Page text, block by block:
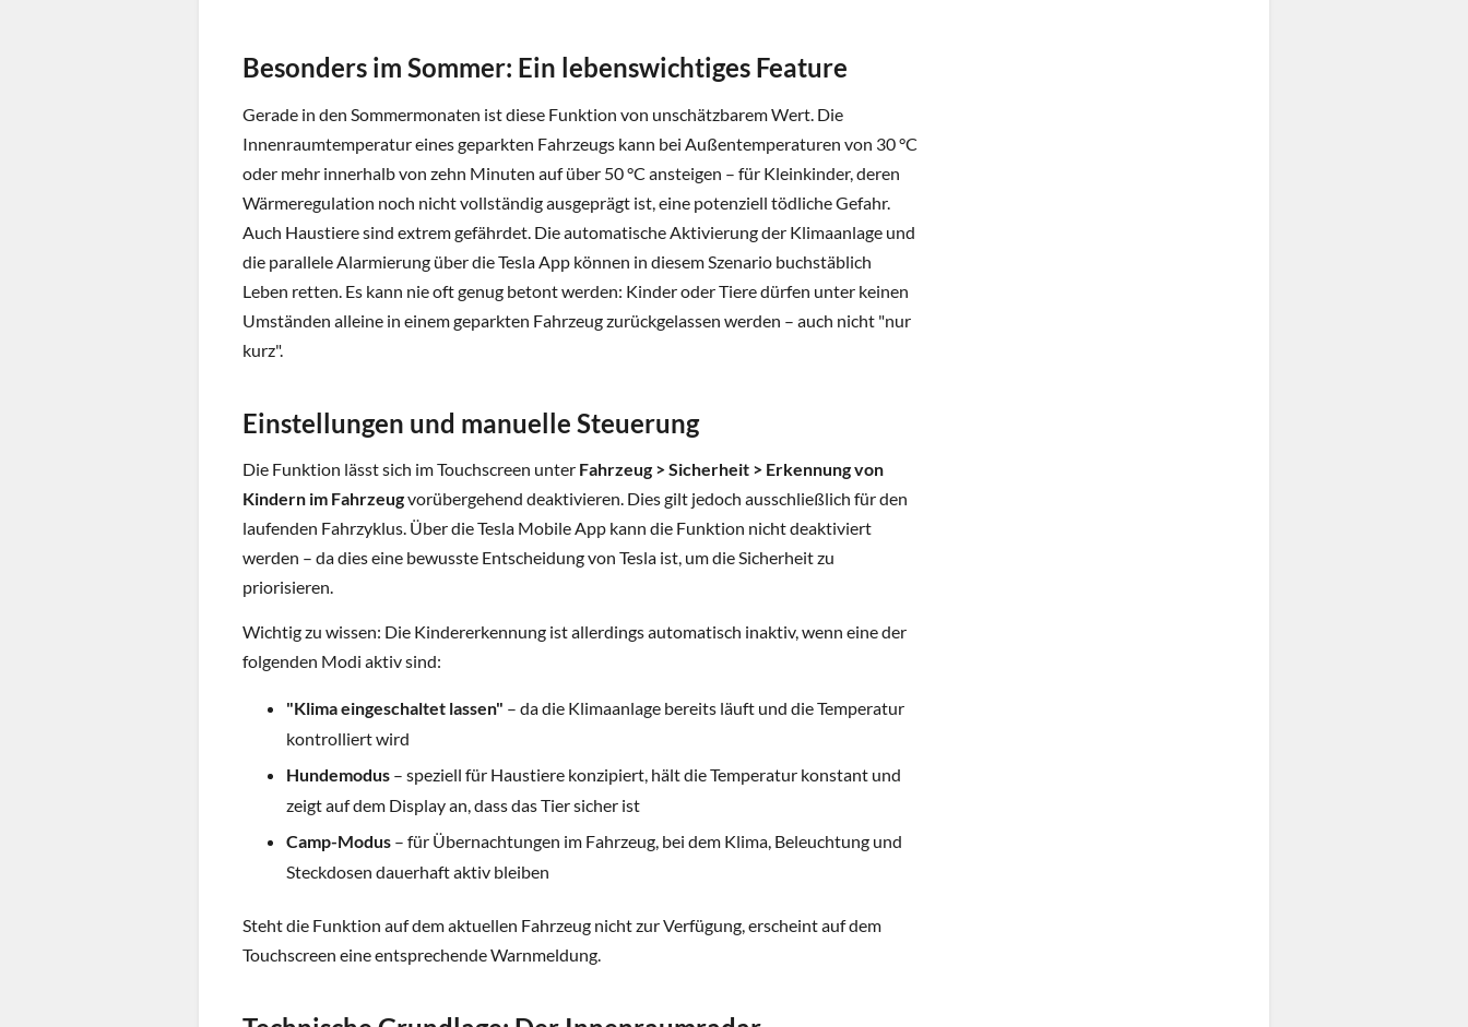
Besonders im Sommer: Ein lebenswichtiges Feature
Gerade in den Sommermonaten ist diese Funktion von unschätzbarem Wert. Die
Innenraumtemperatur eines geparkten Fahrzeugs kann bei Außentemperaturen von 30 °C
oder mehr innerhalb von zehn Minuten auf über 50 °C ansteigen – für Kleinkinder, deren
Wärmeregulation noch nicht vollständig ausgeprägt ist, eine potenziell tödliche Gefahr.
Auch Haustiere sind extrem gefährdet. Die automatische Aktivierung der Klimaanlage und
die parallele Alarmierung über die Tesla App können in diesem Szenario buchstäblich
Leben retten. Es kann nie oft genug betont werden: Kinder oder Tiere dürfen unter keinen
Umständen alleine in einem geparkten Fahrzeug zurückgelassen werden – auch nicht "nur
kurz".
Einstellungen und manuelle Steuerung
Die Funktion lässt sich im Touchscreen unter Fahrzeug > Sicherheit > Erkennung von
Kindern im Fahrzeugvorübergehend deaktivieren. Dies gilt jedoch ausschließlich für den
laufenden Fahrzyklus. Über die Tesla Mobile App kann die Funktion nicht deaktiviert
werden – da dies eine bewusste Entscheidung von Tesla ist, um die Sicherheit zu
priorisieren.
Wichtig zu wissen: Die Kindererkennung ist allerdings automatisch inaktiv, wenn eine der
folgenden Modi aktiv sind:
"Klima eingeschaltet lassen" – da die Klimaanlage bereits läuft und die Temperatur
kontrolliert wird
Hundemodus – speziell für Haustiere konzipiert, hält die Temperatur konstant und
zeigt auf dem Display an, dass das Tier sicher ist
Camp-Modus – für Übernachtungen im Fahrzeug, bei dem Klima, Beleuchtung und
Steckdosen dauerhaft aktiv bleiben
Steht die Funktion auf dem aktuellen Fahrzeug nicht zur Verfügung, erscheint auf dem
Touchscreen eine entsprechende Warnmeldung.